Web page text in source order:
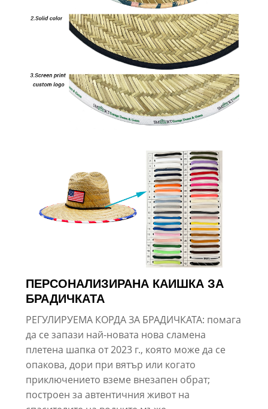
ПЕРСОНАЛИЗИРАНА КАИШКА ЗА
БРАДИЧКАТА
РЕГУЛИРУЕМА КОРДА ЗА БРАДИЧКАТА: помага
да се запази най-новата нова сламена
плетена шапка от 2023 г., която може да се
опакова, дори при вятър или когато
приключението вземе внезапен обрат;
построен за автентичния живот на